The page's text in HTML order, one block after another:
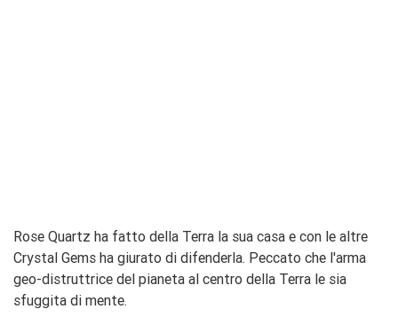
Rose Quartz ha fatto della Terra la sua casa e con le altre
Crystal Gems ha giurato di difenderla. Peccato che l'arma
geo-distruttrice del pianeta al centro della Terra le sia
sfuggita di mente.